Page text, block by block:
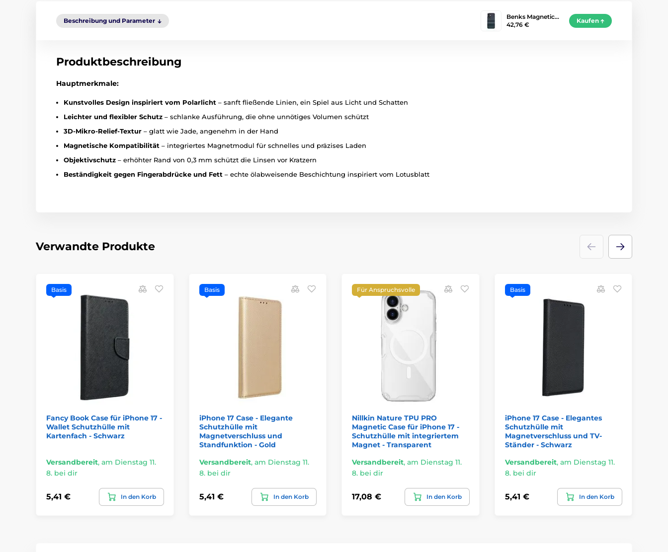
Beschreibung und Parameter
Benks Magnetic…
42,76 €
Kaufen
Produktbeschreibung
Hauptmerkmale:
Kunstvolles Design inspiriert vom Polarlicht – sanft fließende Linien, ein Spiel aus Licht und Schatten
Leichter und flexibler Schutz – schlanke Ausführung, die ohne unnötiges Volumen schützt
3D-Mikro-Relief-Textur – glatt wie Jade, angenehm in der Hand
Magnetische Kompatibilität – integriertes Magnetmodul für schnelles und präzises Laden
Objektivschutz – erhöhter Rand von 0,3 mm schützt die Linsen vor Kratzern
Beständigkeit gegen Fingerabdrücke und Fett – echte ölabweisende Beschichtung inspiriert vom Lotusblatt
Verwandte Produkte
Basis
Fancy Book Case für iPhone 17 -
Wallet Schutzhülle mit
Kartenfach - Schwarz
Versandbereit, am Dienstag 11.
8. bei dir
5,41 € In den Korb
Basis
iPhone 17 Case - Elegante
Schutzhülle mit
Magnetverschluss und
Standfunktion - Gold
Versandbereit, am Dienstag 11.
8. bei dir
5,41 € In den Korb
Für Anspruchsvolle
Nillkin Nature TPU PRO
Magnetic Case für iPhone 17 -
Schutzhülle mit integriertem
Magnet - Transparent
Versandbereit, am Dienstag 11.
8. bei dir
17,08 € In den Korb
Basis
iPhone 17 Case - Elegantes
Schutzhülle mit
Magnetverschluss und TV-
Ständer - Schwarz
Versandbereit, am Dienstag 11.
8. bei dir
5,41 € In den Korb